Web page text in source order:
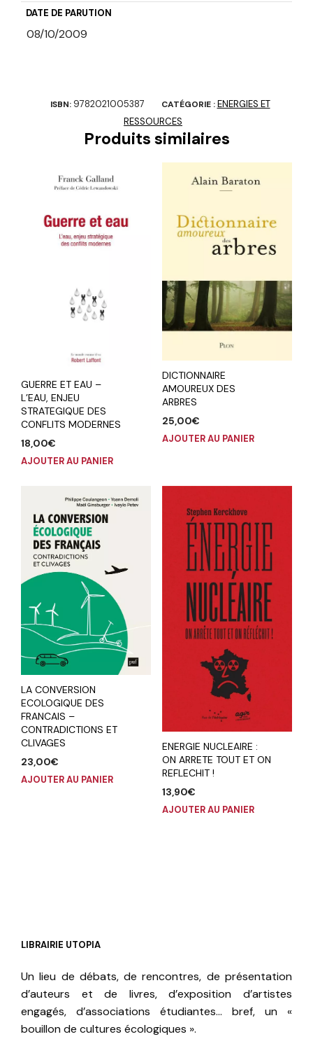
DATE DE PARUTION
08/10/2009
ISBN: 9782021005387 CATÉGORIE :ENERGIES ET
RESSOURCES
Produits similaires
GUERRE ET EAU –
L’EAU, ENJEU
STRATEGIQUE DES
CONFLITS MODERNES
18,00€
AJOUTER AU PANIER
DICTIONNAIRE
AMOUREUX DES
ARBRES
25,00€
AJOUTER AU PANIER
LA CONVERSION
ECOLOGIQUE DES
FRANCAIS –
CONTRADICTIONS ET
CLIVAGES
23,00€
AJOUTER AU PANIER
ENERGIE NUCLEAIRE :
ON ARRETE TOUT ET ON
REFLECHIT !
13,90€
AJOUTER AU PANIER
LIBRAIRIE UTOPIA
Un lieu de débats, de rencontres, de présentation
d’auteurs et de livres, d’exposition d’artistes
engagés, d’associations étudiantes… bref, un «
bouillon de cultures écologiques ».